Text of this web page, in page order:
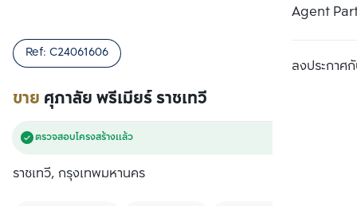
Agent
ลงประกาศกั
ขาย ศุภาลัย พรีเมียร์ ราชเทวี
Ref: C24061606
ตรวจสอบโครงสร้างแล้ว
ราชเทวี, กรุงเทพมหานคร
เปรียบเทียบ